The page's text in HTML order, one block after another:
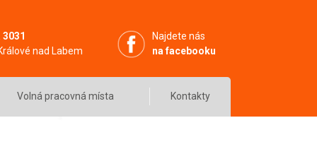
nad Labem
Najdete nás
na facebooku
Volná pracovná místa Kontakty